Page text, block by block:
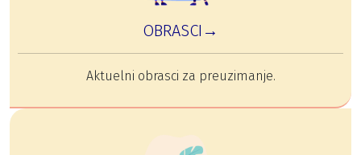
OBRASCI→
Aktuelni obrasci za preuzimanje.